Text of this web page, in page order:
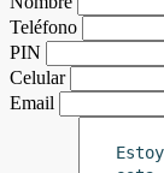
Teléfono
PIN
Celular
Email